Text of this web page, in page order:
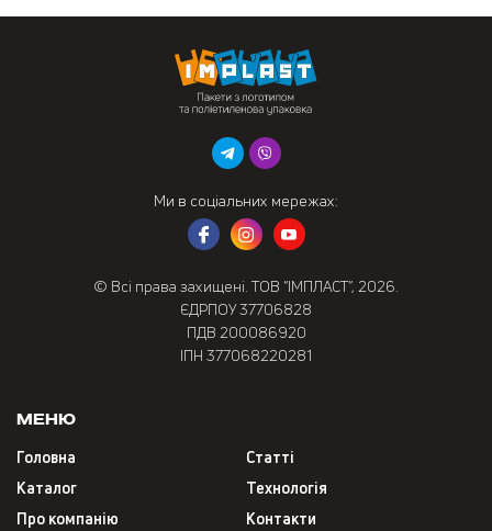
Ми в соціальних мережах:
© Всі права захищені. ТОВ “ІМПЛАСТ”, 2026.
ЄДРПОУ 37706828
ПДВ 200086920
ІПН 377068220281
Меню
Головна
Каталог
Про компанію
Статті
Технологія
Контакти